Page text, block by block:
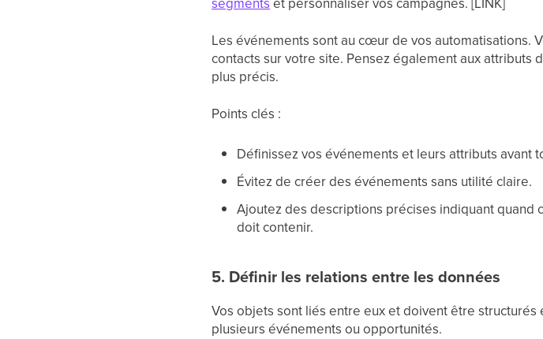
Les événements sont au cœur de vos automatisations.
contacts sur votre site. Pensez également aux
plus précis.
Points clés :
Définissez vos événements et leurs attributs avant
Évitez de créer des événements sans utilité claire.
Ajoutez des descriptions précises indiquant
doit contenir.
5. Définir les relations entre les données
Vos objets sont liés entre eux et doivent être
plusieurs événements ou opportunités.